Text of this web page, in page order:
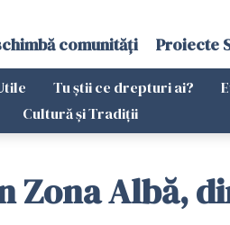
comunități Proiecte
Tu știi ce drepturi ai?
Cultură și Tradiții
Zona Albă,